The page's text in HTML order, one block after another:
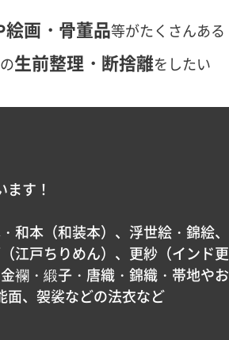
絵画・骨董品等がたくさんある
生前整理・断捨離をしたい
す！
本（和装本）、浮世絵・錦絵、
江戸ちりめん）、更紗（インド更
襴・緞子・唐織・錦織・帯地やお
面、袈裟などの法衣など